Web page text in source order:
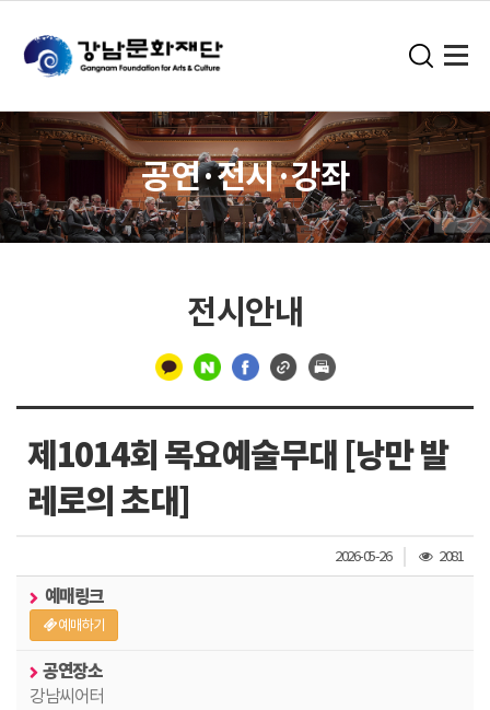
공연·전시·강좌
전시안내
분
선
제1014회 목요예술무대 [낭만 발
레로의 초대]
2026-05-26
조
회
2081
예매링크
예매하기
공연장소
강남씨어터